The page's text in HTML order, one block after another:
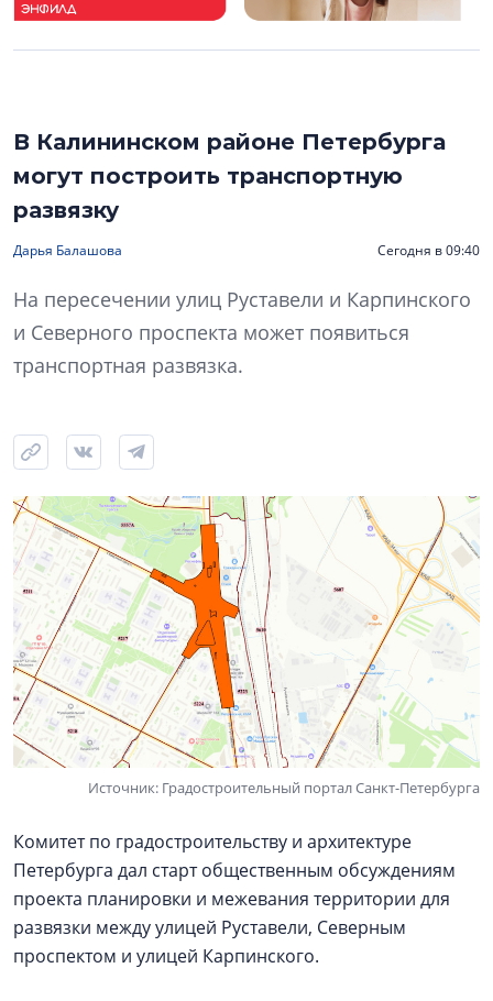
В Калининском районе Петербурга
могут построить транспортную
развязку
Дарья Балашова Сегодня в 09:40
На пересечении улиц Руставели и Карпинского
и Северного проспекта может появиться
транспортная развязка.
Источник: Градостроительный портал Санкт-Петербурга
Комитет по градостроительству и архитектуре
Петербурга дал старт общественным обсуждениям
проекта планировки и межевания территории для
развязки между улицей Руставели, Северным
проспектом и улицей Карпинского.